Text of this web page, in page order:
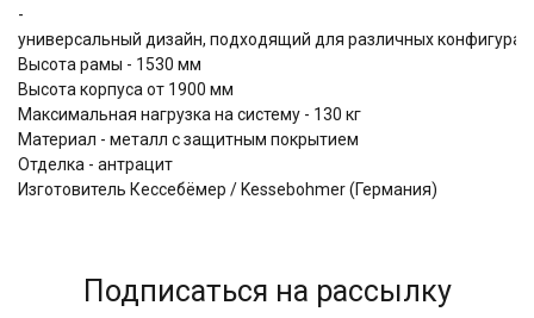
-
универсальный дизайн, подходящий для различных
Высота рамы - 1530 мм
Высота корпуса от 1900 мм
Максимальная нагрузка на систему - 130 кг
Материал - металл с защитным покрытием
Отделка - антрацит
Изготовитель Кессебёмер / Kessebohmer (Германия)
Подписаться на рассылку